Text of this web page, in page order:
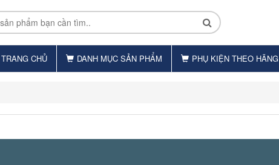
TRANG CHỦ DANH MỤC SẢN PHẨM PHỤ KIỆN THEO HÃNG